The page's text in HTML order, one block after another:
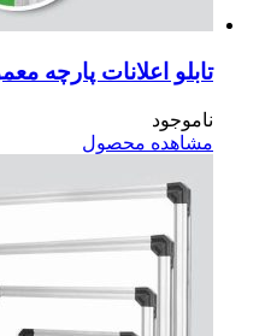
اعلانات پارچه معمولی کد 3100
محصول